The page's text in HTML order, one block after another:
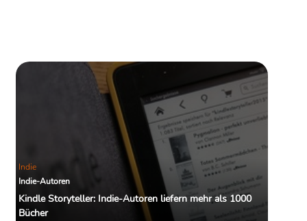
Indie
Indie-Autoren
Kindle Storyteller: Indie-Autoren liefern mehr als 1000
Bücher